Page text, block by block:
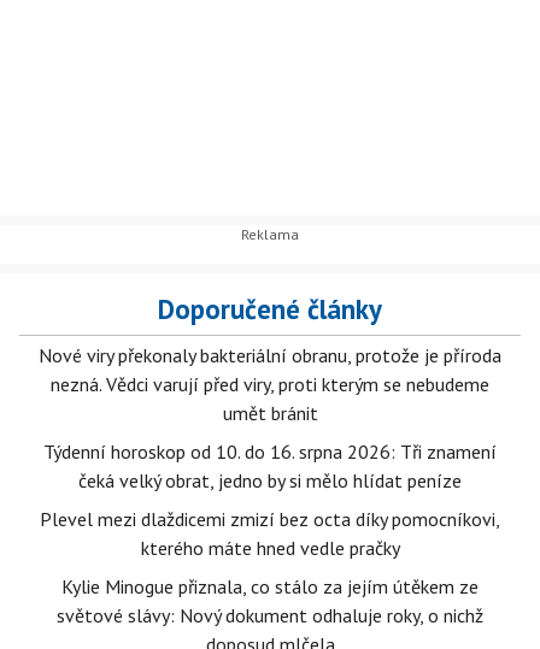
Doporučené články
Nové viry překonaly bakteriální obranu, protože je příroda
nezná. Vědci varují před viry, proti kterým se nebudeme
umět bránit
Týdenní horoskop od 10. do 16. srpna 2026: Tři znamení
čeká velký obrat, jedno by si mělo hlídat peníze
Plevel mezi dlaždicemi zmizí bez octa díky pomocníkovi,
kterého máte hned vedle pračky
Kylie Minogue přiznala, co stálo za jejím útěkem ze
světové slávy: Nový dokument odhaluje roky, o nichž
doposud mlčela